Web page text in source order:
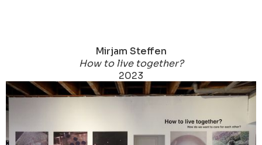
Mirjam Steffen
How to live together?
2023